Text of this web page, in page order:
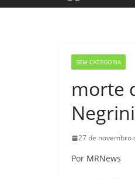
SEM CATEGORIA
morte
27 de novembro
Por MRNews